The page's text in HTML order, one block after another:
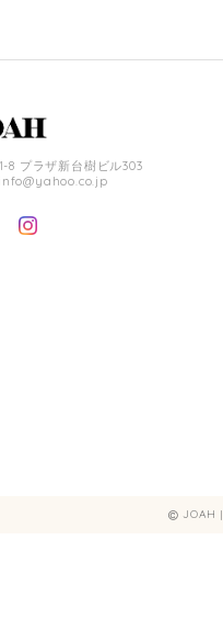
8 プラザ新台樹ビル303
JOAH |